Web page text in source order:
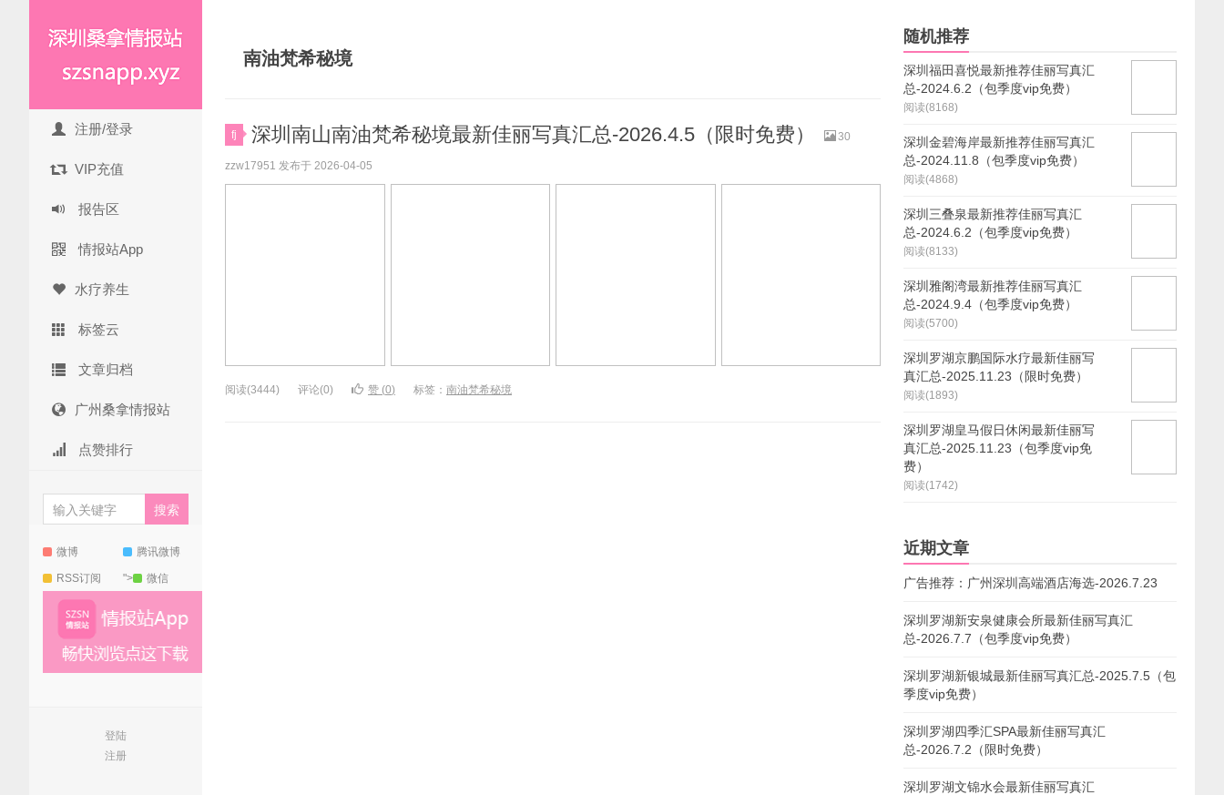
注册/登录
VIP充值
报告区
情报站App
水疗养生
标签云
文章归档
广州桑拿情报站
点赞排行
微博 腾讯微博
RSS订阅 "> 微信
登陆
注册
南油梵希秘境
fj 深圳南山南油梵希秘境最新佳丽写真汇总-2026.4.5（限时免费） 30
zzw17951 发布于 2026-04-05
阅读(3444) 评论(0) 赞 (0) 标签： 南油梵希秘境
随机推荐
深圳福田喜悦最新推荐佳丽写真汇
总-2024.6.2（包季度vip免费）
阅读(8168)
深圳金碧海岸最新推荐佳丽写真汇
总-2024.11.8（包季度vip免费）
阅读(4868)
深圳三叠泉最新推荐佳丽写真汇
总-2024.6.2（包季度vip免费）
阅读(8133)
深圳雅阁湾最新推荐佳丽写真汇
总-2024.9.4（包季度vip免费）
阅读(5700)
深圳罗湖京鹏国际水疗最新佳丽写
真汇总-2025.11.23（限时免费）
阅读(1893)
深圳罗湖皇马假日休闲最新佳丽写
真汇总-2025.11.23（包季度vip免
费）
阅读(1742)
近期文章
广告推荐：广州深圳高端酒店海选-2026.7.23
深圳罗湖新安泉健康会所最新佳丽写真汇
总-2026.7.7（包季度vip免费）
深圳罗湖新银城最新佳丽写真汇总-2025.7.5（包
季度vip免费）
深圳罗湖四季汇SPA最新佳丽写真汇
总-2026.7.2（限时免费）
深圳罗湖文锦水会最新佳丽写真汇